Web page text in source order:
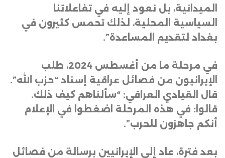
الميدانية، بل نعود إليه في تفاعلاتنا
السياسية المحلية، لذلك تحمس كثيرون في
بغداد لتقديم المساعدة”.
في مرحلة ما من أغسطس 2024، طلب
الإيرانيون من فصائل عراقية إسناد “حزب الله”.
قال القيادي العراقي: “سألناهم كيف ذلك.
قالوا: في هذه المرحلة اضغطوا في الإعلام
أنكم جاهزون للحرب”.
بعد فترة، عاد إلى الإيرانيين برسالة من فصائل